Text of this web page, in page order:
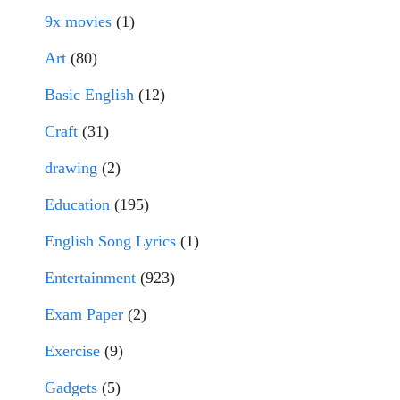
9x movies (1)
Art (80)
Basic English (12)
Craft (31)
drawing (2)
Education (195)
English Song Lyrics (1)
Entertainment (923)
Exam Paper (2)
Exercise (9)
Gadgets (5)